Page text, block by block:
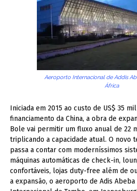
Aeroporto Internacional de Addis
África
Iniciada em 2015 ao custo de US$ 35
financiamento da China, a obra de
Bole vai permitir um fluxo anual de 22
triplicando a capacidade atual. O novo
passa a contar com moderníssimos
máquinas automáticas de check-in,
confortáveis, lojas duty-free além de
a expansão, o aeroporto de Adis